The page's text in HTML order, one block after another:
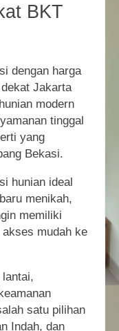
BKT
dengan harga
Jakarta
modern
tinggal
yang
Bekasi.
hunian ideal
menikah,
memiliki
mudah ke
lantai,
satu pilihan
Indah, dan